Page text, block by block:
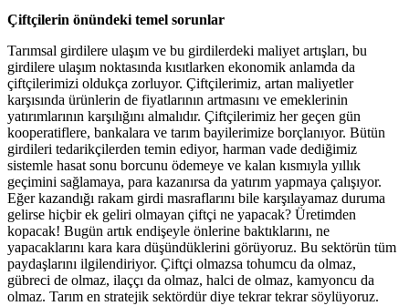
Çiftçilerin önündeki temel sorunlar
Tarımsal girdilere ulaşım ve bu girdilerdeki maliyet artışları, bu
girdilere ulaşım noktasında kısıtlarken ekonomik anlamda da
çiftçilerimizi oldukça zorluyor. Çiftçilerimiz, artan maliyetler
karşısında ürünlerin de fiyatlarının artmasını ve emeklerinin
yatırımlarının karşılığını almalıdır. Çiftçilerimiz her geçen gün
kooperatiflere, bankalara ve tarım bayilerimize borçlanıyor. Bütün
girdileri tedarikçilerden temin ediyor, harman vade dediğimiz
sistemle hasat sonu borcunu ödemeye ve kalan kısmıyla yıllık
geçimini sağlamaya, para kazanırsa da yatırım yapmaya çalışıyor.
Eğer kazandığı rakam girdi masraflarını bile karşılayamaz duruma
gelirse hiçbir ek geliri olmayan çiftçi ne yapacak? Üretimden
kopacak! Bugün artık endişeyle önlerine baktıklarını, ne
yapacaklarını kara kara düşündüklerini görüyoruz. Bu sektörün tüm
paydaşlarını ilgilendiriyor. Çiftçi olmazsa tohumcu da olmaz,
gübreci de olmaz, ilaççı da olmaz, halci de olmaz, kamyoncu da
olmaz. Tarım en stratejik sektördür diye tekrar tekrar söylüyoruz.